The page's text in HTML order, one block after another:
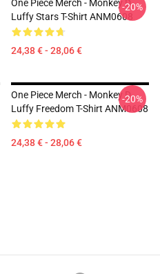
One Piece Merch - Monkey D.
Luffy Stars T-Shirt ANM0608
24,38 € - 28,06 €
-20%
One Piece Merch - Monkey D.
Luffy Freedom T-Shirt ANM0608
24,38 € - 28,06 €
-20%